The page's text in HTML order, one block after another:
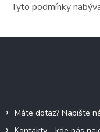
Tyto podmínky
Máte dotaz? Napište